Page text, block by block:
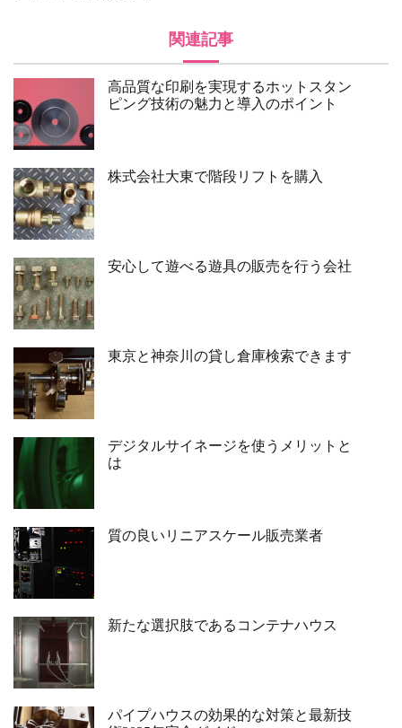
関連記事
高品質な印刷を実現するホットスタン
ピング技術の魅力と導入のポイント
株式会社大東で階段リフトを購入
安心して遊べる遊具の販売を行う会社
東京と神奈川の貸し倉庫検索できます
デジタルサイネージを使うメリットと
は
質の良いリニアスケール販売業者
新たな選択肢であるコンテナハウス
パイプハウスの効果的な対策と最新技